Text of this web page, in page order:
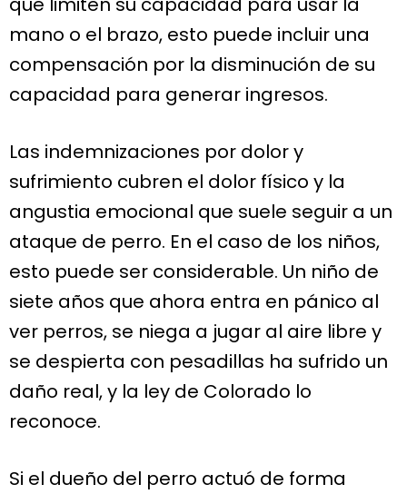
mano o el brazo, esto puede incluir una
compensación por la disminución de su
capacidad para generar ingresos.
Las indemnizaciones por dolor y
sufrimiento cubren el dolor físico y la
angustia emocional que suele seguir a un
ataque de perro. En el caso de los niños,
esto puede ser considerable. Un niño de
siete años que ahora entra en pánico al
ver perros, se niega a jugar al aire libre y
se despierta con pesadillas ha sufrido un
daño real, y la ley de Colorado lo
reconoce.
Si el dueño del perro actuó de forma